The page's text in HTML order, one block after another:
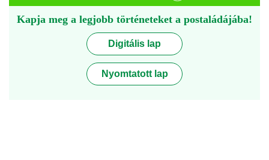
Kapja meg a legjobb történeteket a postaládájába!
Digitális lap
Nyomtatott lap